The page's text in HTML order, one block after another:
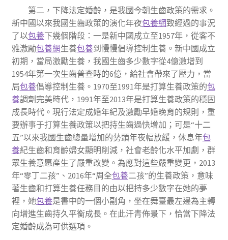
第二，下降法定婚齡，是我國今朝生齒政策的需求。
新中國以來我國生齒政策的演化年夜包養網致經過的事況
了以包養下幾個階段：一是新中國成立至1957年，從客不
雅激勵包養網生養包養到慢慢倡導控制生養。新中國成立
初期，當局激勵生養，我國生齒多少數字從4億激增到
1954年第一次生齒普查時的6億，給社會帶來了壓力，當
局包養倡導控制生養。1970至1991年是打算生養政策的包
養調劑完美時代，1991年至2013年是打算生養政策的穩固
成長時代。現行法定成婚年紀及激勵早婚晚育的規則，重
要辦事于打算生養政策以把持生齒過快增加；可是“十二
五”以來我國生齒總量增加的勢頭年夜幅放緩，休息年包
養紀生齒和育齡婦女顯明削減，社會老齡化水平加劇，群
眾生養意愿產生了嚴重改變。為應對這些嚴重變更，2013
年“零丁二孩”、2016年“周全包養二孩”的生養政策，意味
著生齒和打算生養任務目的由以把持多少數字在她的夢
裡，她包養是書中的一個小副角，坐在舞臺最左邊為主轉
向增進生齒持久平衡成長。在此汗青佈景下，恰當下降法
定婚齡成為可供選項。